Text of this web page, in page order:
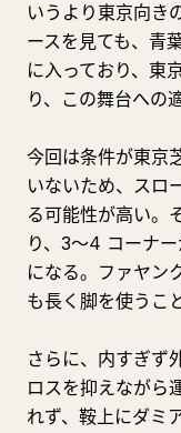
いうより東京向き
ースを見ても、青
に入っており、東
り、この舞台への
今回は条件が東京
いないため、スロ
る可能性が高い。
り、3～4 コーナ
になる。ファヤン
も長く脚を使うこ
さらに、内すぎず
ロスを抑えながら
れず、鞍上にダミ